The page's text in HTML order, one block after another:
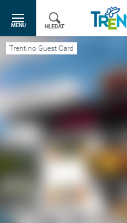
SR.TOGGLE-NAVIGATION
MENU
HLEDAT